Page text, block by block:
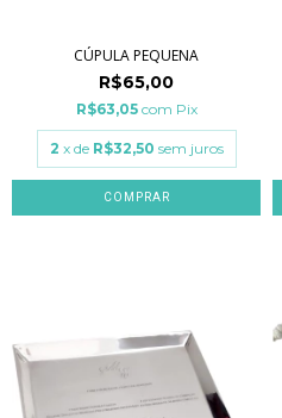
CÚPULA PEQUENA
R$65,00
R$63,05 com Pix
2 x de R$32,50 sem juros
COMPRAR